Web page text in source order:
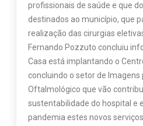
profissionais de saúde e que
destinados ao município, que
realização das cirurgias
Fernando Pozzuto concluiu
Casa está implantando o
concluindo o setor de Imagens
Oftalmológico que vão
sustentabilidade do hospital e
pandemia estes novos